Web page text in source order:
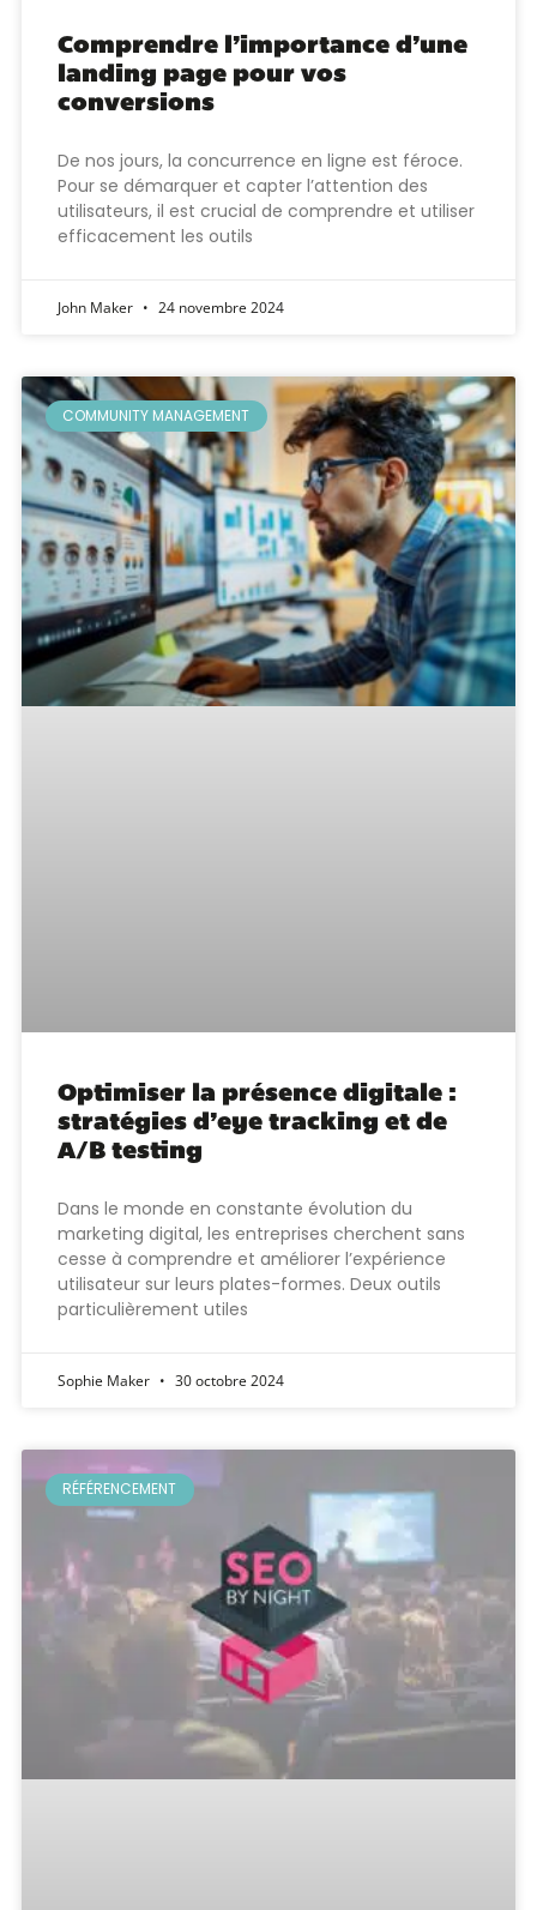
Comprendre l’importance d’une
landing page pour vos
conversions
De nos jours, la concurrence en ligne est féroce.
Pour se démarquer et capter l’attention des
utilisateurs, il est crucial de comprendre et utiliser
efficacement les outils
John Maker 24 novembre 2024
COMMUNITY MANAGEMENT
Optimiser la présence digitale :
stratégies d’eye tracking et de
A/B testing
Dans le monde en constante évolution du
marketing digital, les entreprises cherchent sans
cesse à comprendre et améliorer l’expérience
utilisateur sur leurs plates-formes. Deux outils
particulièrement utiles
Sophie Maker 30 octobre 2024
RÉFÉRENCEMENT